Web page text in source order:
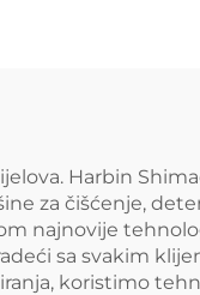
Harbin
za čišćenje,
najnovije
sa svakim
koristimo